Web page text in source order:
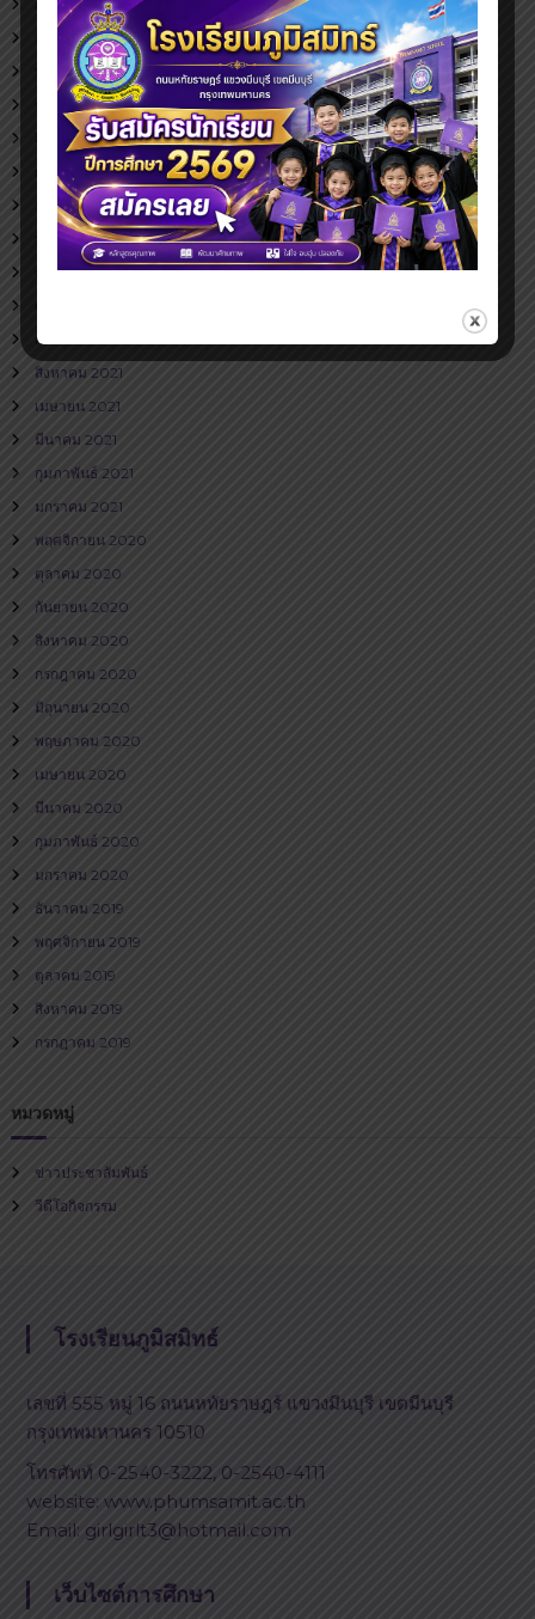
กรกฎาคม 2023
มิถุนายน 2023
พฤษภาคม 2023
ธันวาคม 2022
สิงหาคม 2022
กรกฎาคม 2022
มิถุนายน 2022
พฤษภาคม 2022
ธันวาคม 2021
กันยายน 2021
สิงหาคม 2021
เมษายน 2021
มีนาคม 2021
กุมภาพันธ์ 2021
มกราคม 2021
พฤศจิกายน 2020
ตุลาคม 2020
กันยายน 2020
สิงหาคม 2020
กรกฎาคม 2020
มิถุนายน 2020
พฤษภาคม 2020
เมษายน 2020
มีนาคม 2020
กุมภาพันธ์ 2020
มกราคม 2020
ธันวาคม 2019
พฤศจิกายน 2019
ตุลาคม 2019
สิงหาคม 2019
กรกฎาคม 2019
หมวดหมู่
ข่าวประชาสัมพันธ์
วีดีโอกิจกรรม
โรงเรียนภูมิสมิทธ์
เลขที่ 555 หมู่ 16 ถนนหทัยราษฎร์ แขวงมีนบุรี เขตมีนบุรี
กรุงเทพมหานคร 10510
โทรศัพท์ 0-2540-3222, 0-2540-4111
website: www.phumsamit.ac.th
Email: girlgirlt3@hotmail.com
เว็บไซต์การศึกษา